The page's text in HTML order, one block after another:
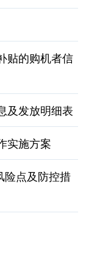
贴的购机者信
及发放明细表
实施方案
险点及防控措